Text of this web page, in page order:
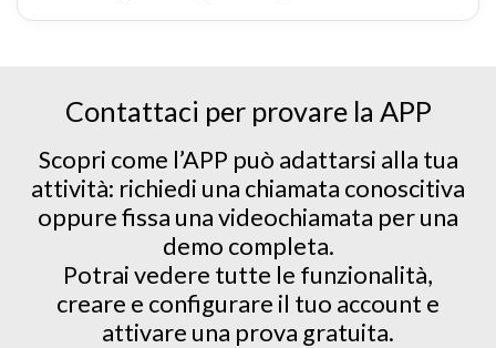
Contattaci per provare la APP
Scopri come l’APP può adattarsi alla tua
attività: richiedi una chiamata conoscitiva
oppure fissa una videochiamata per una
demo completa.
Potrai vedere tutte le funzionalità,
creare e configurare il tuo account e
attivare una prova gratuita.